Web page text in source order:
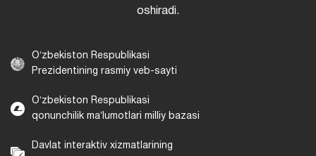
oshiradi.
Oʻzbekiston Respublikasi
Prezidentining rasmiy veb-sayti
Oʻzbekiston Respublikasi
qonunchilik maʼlumotlari milliy bazasi
Davlat interaktiv xizmatlarining